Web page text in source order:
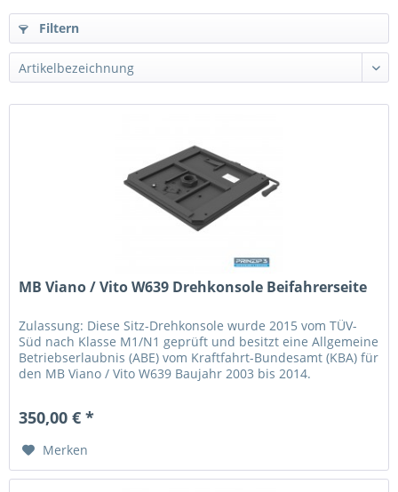
Filtern
MB Viano / Vito W639 Drehkonsole Beifahrerseite
Zulassung: Diese Sitz-Drehkonsole wurde 2015 vom TÜV-
Süd nach Klasse M1/N1 geprüft und besitzt eine Allgemeine
Betriebserlaubnis (ABE) vom Kraftfahrt-Bundesamt (KBA) für
den MB Viano / Vito W639 Baujahr 2003 bis 2014.
350,00 € *
Merken